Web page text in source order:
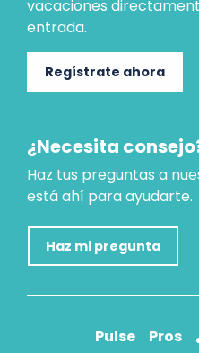
vacaciones
entrada.
Regístrate ahora
¿Necesita
Haz tus preguntas a
está ahí para ayudarte.
Haz mi pregunta
Pulse Pros